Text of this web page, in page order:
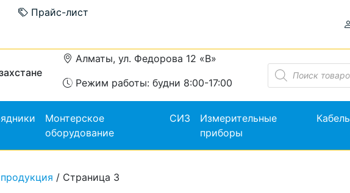
Прайс-лист
Алматы, ул. Федорова 12 «В»
Режим работы: будни 8:00-17:00
Поиск
товаров
Монтерское
оборудование
СИЗ
Измерительные
приборы
Кабель
/ Страница 3